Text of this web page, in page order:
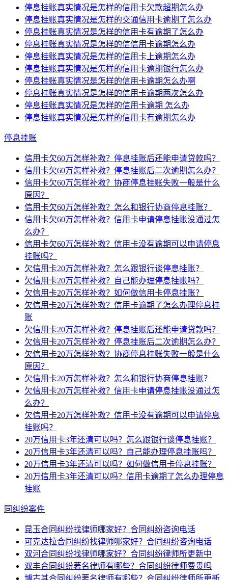
停息挂账真实情况是怎样的信用卡欠款超期怎么办
停息挂账真实情况是怎样的交通信用卡逾期了怎么办
停息挂账真实情况是怎样的信用卡有逾期了怎么办
停息挂账真实情况是怎样的信信用卡逾期怎么办
停息挂账真实情况是怎样的信用卡上逾期怎么办
停息挂账真实情况是怎样的信用卡逾期银行怎么办
停息挂账真实情况是怎样的信用卡逾期怎么办啊
停息挂账真实情况是怎样的信用卡逾期两次怎么办
停息挂账真实情况是怎样的信用卡逾期 怎么办
停息挂账真实情况是怎样的信用卡有逾期怎么办
停息挂账
信用卡欠60万怎样补救？停息挂账后还能申请贷款吗？
信用卡欠60万怎样补救？停息挂账后二次逾期怎么办？
信用卡欠60万怎样补救？协商停息挂账失败一般是什么
原因？
信用卡欠60万怎样补救？怎么和银行协商停息挂账？
信用卡欠60万怎样补救？信用卡申请停息挂账没通过怎
么办？
信用卡欠60万怎样补救？信用卡没有逾期可以申请停息
挂账吗？
欠信用卡20万怎样补救？怎么跟银行谈停息挂账？
欠信用卡20万怎样补救？自己能办理停息挂账吗？
欠信用卡20万怎样补救？如何做信用卡停息挂账？
欠信用卡20万怎样补救？信用卡逾期了怎么办理停息挂
账
欠信用卡20万怎样补救？停息挂账后还能申请贷款吗？
欠信用卡20万怎样补救？停息挂账后二次逾期怎么办？
欠信用卡20万怎样补救？协商停息挂账失败一般是什么
原因？
欠信用卡20万怎样补救？怎么和银行协商停息挂账？
欠信用卡20万怎样补救？信用卡申请停息挂账没通过怎
么办？
欠信用卡20万怎样补救？信用卡没有逾期可以申请停息
挂账吗？
20万信用卡3年还清可以吗？怎么跟银行谈停息挂账？
20万信用卡3年还清可以吗？自己能办理停息挂账吗？
20万信用卡3年还清可以吗？如何做信用卡停息挂账？
20万信用卡3年还清可以吗？信用卡逾期了怎么办理停息
挂账
同纠纷案件
昆玉合同纠纷找律师哪家好？合同纠纷咨询电话
可克达拉合同纠纷找律师哪家好？合同纠纷咨询电话
双河合同纠纷找律师哪家好？合同纠纷律师所更新中
双丰合同纠纷著名律师有哪些？合同纠纷律师费贵吗
博古其合同纠纷著名律师有哪些？合同纠纷律师所更新